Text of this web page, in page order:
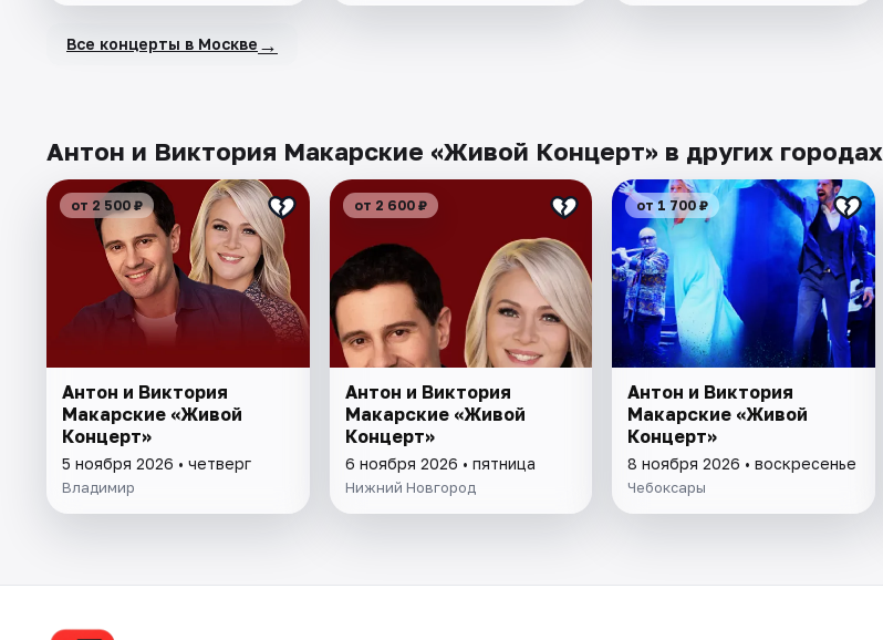
Все концерты в Москве →
Антон и Виктория Макарские «Живой Концерт» в других городах
от 2 500 ₽
Антон и Виктория
Макарские «Живой
Концерт»
5 ноября 2026 • четверг
Владимир
от 2 600 ₽
Антон и Виктория
Макарские «Живой
Концерт»
6 ноября 2026 • пятница
Нижний Новгород
от 1 700 ₽
Антон и Виктория
Макарские «Живой
Концерт»
8 ноября 2026 • воскресенье
Чебоксары